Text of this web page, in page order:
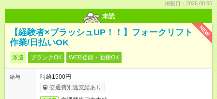
掲載日：2026.08.05
未読
NEW
【経験者×ブラッシュUP！！】フォークリフト
作業/日払いOK
派遣 ブランクOK WEB登録・面接OK
給与
時給1500円
交通費別途支給あり